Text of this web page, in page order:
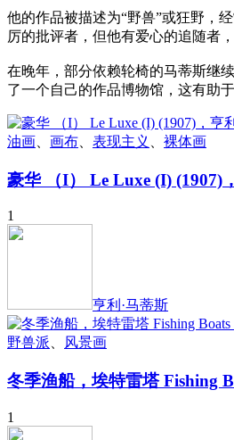
他的作品被描述为“野兽”或狂野，
厉的批评者，但他有爱心的追随者
在晚年，部分依赖轮椅的马蒂斯继
了一个自己的作品博物馆，这有助
油画 画布 表现主义 裸体画
豪华 （I） Le Luxe (I) (1907)
1
亨利·马蒂斯
野兽派 风景画
冬季渔船，埃特雷塔 Fishing
1